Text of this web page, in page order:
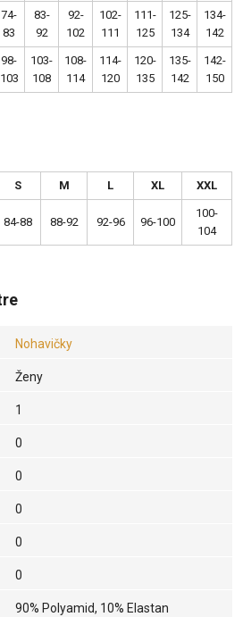
74-
83
83-
92
92-
102
102-
111
111-
125
125-
134
134-
142
98-
103
103-
108
108-
114
114-
120
120-
135
135-
142
142-
150
S M L XL XXL
84-88 88-92 92-96 96-100
100-
104
Nohavičky
Ženy
1
0
0
0
0
0
90% Polyamid, 10% Elastan